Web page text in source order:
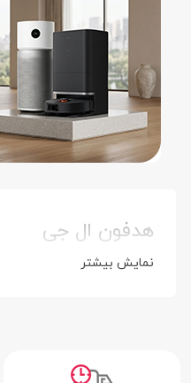
هدفون ال جی
نمایش بیشتر